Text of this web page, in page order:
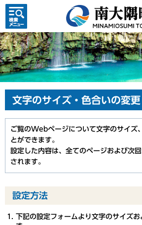
検索・
共通メ
ニュー
文字のサイズ・色合いの変更
ご覧のWebページについて文字のサイズ
とができます。
設定した内容は、全てのページおよび次
されます。
設定方法
下記の設定フォームより文字のサイズ